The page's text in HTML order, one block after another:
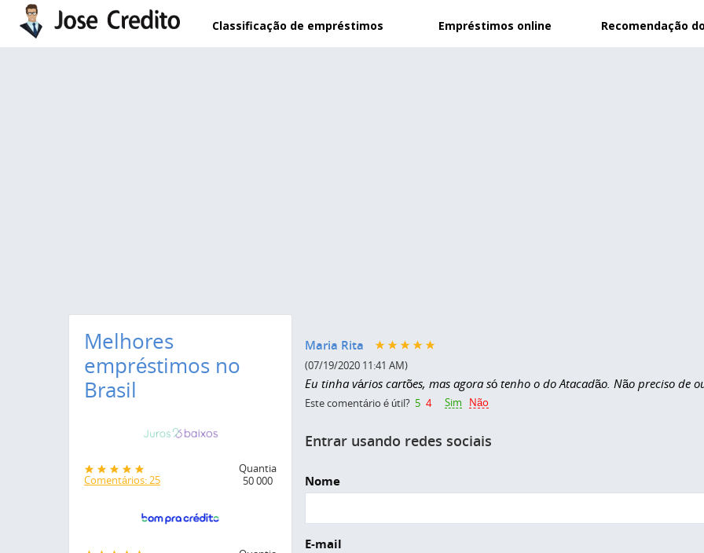
Pular para o conteúdo principal
Classificação de empréstimos Empréstimos online Recomendação
Maria Rita
(07/19/2020 11:41 AM)
Eu tinha vários cartões, mas agora só tenho o do Atacadão. Não preciso de
Este comentário é útil? 5 4 Sim
Não
Entrar usando redes sociais
Nome
E-mail
Melhores
empréstimos no
Brasil
Comentários: 25
Quantia
50 000